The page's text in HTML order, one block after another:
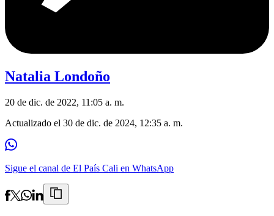
Natalia Londoño
20 de dic. de 2022, 11:05 a. m.
Actualizado el 30 de dic. de 2024, 12:35 a. m.
Sigue el canal de El País Cali en WhatsApp